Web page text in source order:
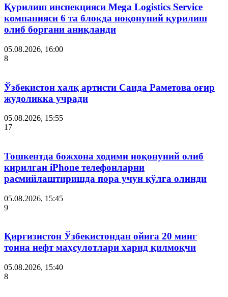
Қурилиш инспекцияси Мega Logistics Service
компанияси 6 та блокда ноқонуний қурилиш
олиб боргани аниқланди
05.08.2026, 16:00
8
Ўзбекистон халқ артисти Саида Раметова оғир
жудоликка учради
05.08.2026, 15:55
17
Тошкентда божхона ходими ноқонуний олиб
кирилган iPhone телефонларни
расмийлаштиришда пора учун қўлга олинди
05.08.2026, 15:45
9
Қирғизистон Ўзбекистондан ойига 20 минг
тонна нефт маҳсулотлари харид қилмоқчи
05.08.2026, 15:40
8